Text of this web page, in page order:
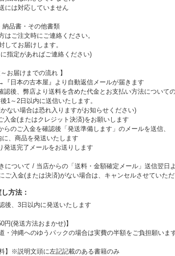
には対応していません
納品書・その他書類
はご注文時にご連絡ください。
してお届けします。
指定があればご連絡ください)
～お届けまでの流れ 】
『日本の古本屋』より自動返信メールが届きます
認後、弊店より送料を含めた代金とお支払い方法について
1～2日以内に送信いたします。
ない場合は恐れ入りますがお知らせください)
入金(またはクレジット決済)をお願いします
らのご入金を確認後「発送準備します」のメールを送信、
、商品を発送いたします
発送完了メールをお送りします
について / 当店からの「送料・金額確定メール」送信翌日よ
ご入金(または決済)がない場合は、キャンセルさせていただ
方法：
後、3日以内に発送いたします
円(発送方法おまかせ)】
沖縄へのゆうパックの場合は実費の半額をご負担願いま
料】※説明文頭に左記記載のある書籍のみ